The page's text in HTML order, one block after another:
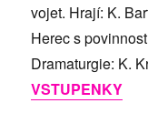
vojet. Hrají: K.
Herec s
Dramaturgie: K.
VSTUPENKY